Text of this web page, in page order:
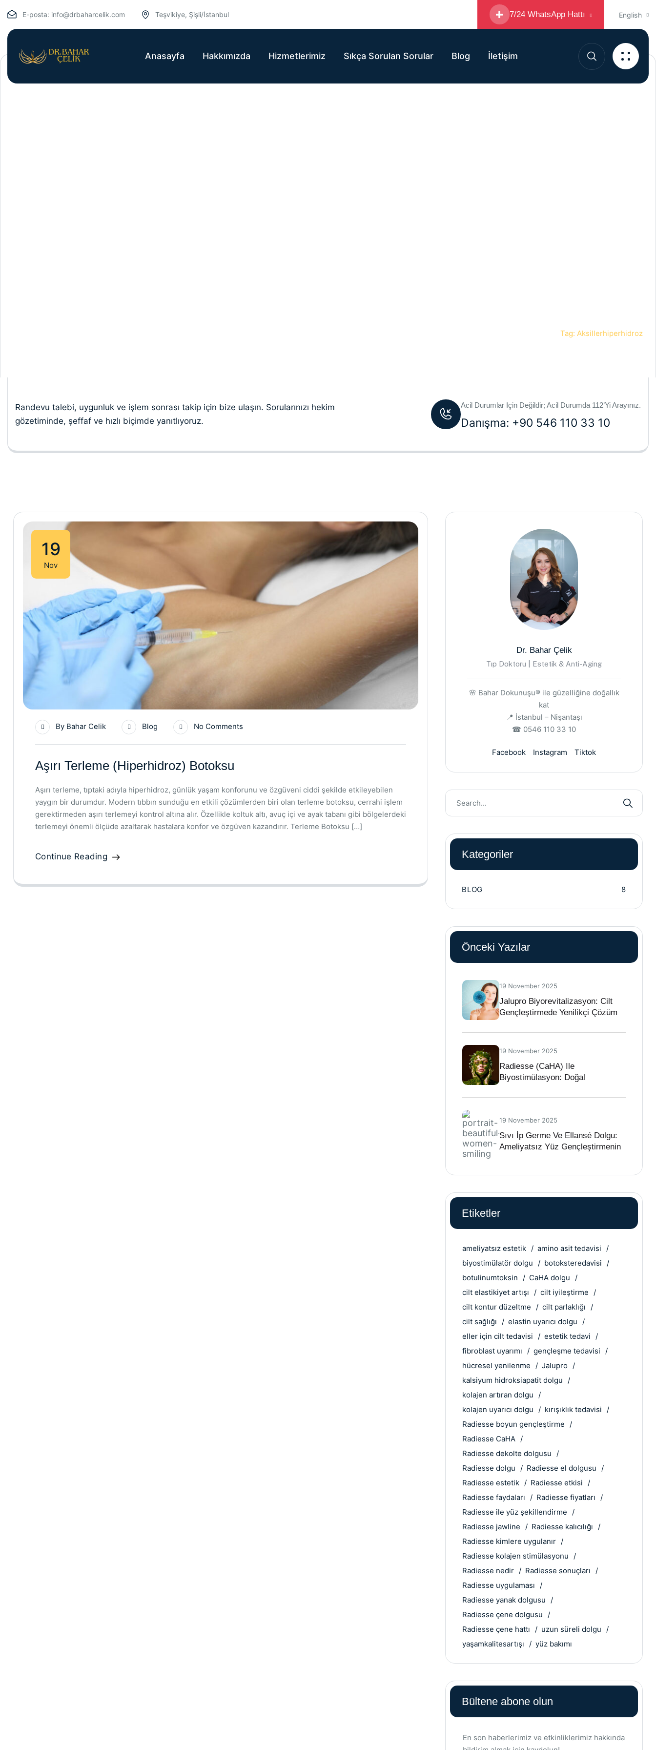
E-posta: info@drbaharcelik.com Teşvikiye, Şişli/İstanbul 7/24 WhatsApp Hattı English
Anasayfa Hakkımızda Hizmetlerimiz Sıkça Sorulan Sorular Blog İletişim
Tag: Aksillerhiperhidroz
Randevu talebi, uygunluk ve işlem sonrası takip için bize ulaşın. Sorularınızı hekim
gözetiminde, şeffaf ve hızlı biçimde yanıtlıyoruz.
Acil Durumlar Için Değildir; Acil Durumda 112’yi Arayınız.
Danışma: +90 546 110 33 10
19
Nov
By Bahar Celik Blog No Comments
Aşırı Terleme (Hiperhidroz) Botoksu
Aşırı terleme, tıptaki adıyla hiperhidroz, günlük yaşam konforunu ve özgüveni ciddi şekilde etkileyebilen
yaygın bir durumdur. Modern tıbbın sunduğu en etkili çözümlerden biri olan terleme botoksu, cerrahi işlem
gerektirmeden aşırı terlemeyi kontrol altına alır. Özellikle koltuk altı, avuç içi ve ayak tabanı gibi bölgelerdeki
terlemeyi önemli ölçüde azaltarak hastalara konfor ve özgüven kazandırır. Terleme Botoksu […]
Continue Reading
Dr. Bahar Çelik
Tıp Doktoru | Estetik & Anti-Aging
🌸 Bahar Dokunuşu® ile güzelliğine doğallık
kat
📍 İstanbul – Nişantaşı
☎ 0546 110 33 10
Facebook Instagram Tiktok
Kategoriler
BLOG 8
Önceki Yazılar
19 November 2025
Jalupro Biyorevitalizasyon: Cilt
Gençleştirmede Yenilikçi Çözüm
19 November 2025
Radiesse (CaHA) Ile
Biyostimülasyon: Doğal
19 November 2025
Sıvı İp Germe Ve Ellansé Dolgu:
Ameliyatsız Yüz Gençleştirmenin
Etiketler
ameliyatsız estetik
amino asit tedavisi
biyostimülatör dolgu
botoksteredavisi
botulinumtoksin
CaHA dolgu
cilt elastikiyet artışı
cilt iyileştirme
cilt kontur düzeltme
cilt parlaklığı
cilt sağlığı
elastin uyarıcı dolgu
eller için cilt tedavisi
estetik tedavi
fibroblast uyarımı
gençleşme tedavisi
hücresel yenilenme
Jalupro
kalsiyum hidroksiapatit dolgu
kolajen artıran dolgu
kolajen uyarıcı dolgu
kırışıklık tedavisi
Radiesse boyun gençleştirme
Radiesse CaHA
Radiesse dekolte dolgusu
Radiesse dolgu
Radiesse el dolgusu
Radiesse estetik
Radiesse etkisi
Radiesse faydaları
Radiesse fiyatları
Radiesse ile yüz şekillendirme
Radiesse jawline
Radiesse kalıcılığı
Radiesse kimlere uygulanır
Radiesse kolajen stimülasyonu
Radiesse nedir
Radiesse sonuçları
Radiesse uygulaması
Radiesse yanak dolgusu
Radiesse çene dolgusu
Radiesse çene hattı
uzun süreli dolgu
yaşamkalitesartışı
yüz bakımı
Bültene abone olun
En son haberlerimiz ve etkinliklerimiz hakkında